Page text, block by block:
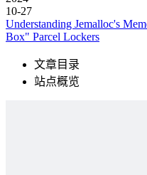
10-27
Understanding Jemalloc's
Box" Parcel Lockers
文章目录
站点概览